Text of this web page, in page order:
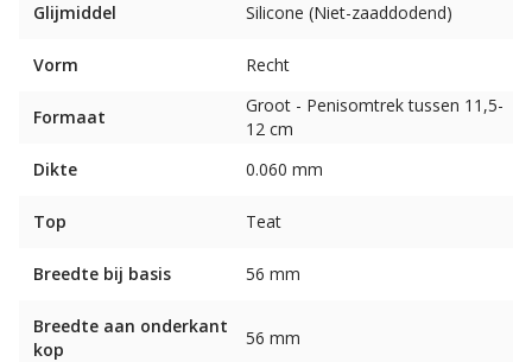
Glijmiddel Silicone (Niet-zaaddodend)
Vorm Recht
Formaat
Groot - Penisomtrek tussen 11,5-
12 cm
Dikte
0.060 mm
Top Teat
Breedte bij basis 56 mm
Breedte aan onderkant
kop
56 mm